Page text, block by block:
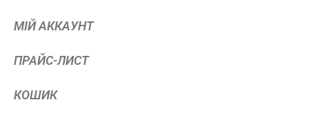
МІЙ АККАУНТ
ПРАЙС-ЛИСТ
КОШИК